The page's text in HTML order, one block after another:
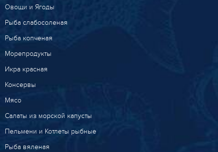
Овощи и Ягоды
Рыба слабосоленая
Рыба копченая
Морепродукты
Икра красная
Консервы
Мясо
Салаты из морской капусты
Пельмени и Котлеты рыбные
Рыба вяленая